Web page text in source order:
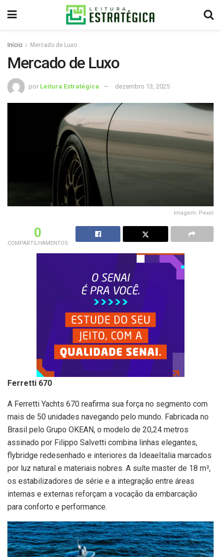
Início Mercado de Luxo
Mercado de Luxo
por Leitura Estratégica dezembro 13, 2025
Imagem: Pexel
0
COMPARTILHAMENTOS
Ferretti 670
A Ferretti Yachts 670 reafirma sua força no segmento com
mais de 50 unidades navegando pelo mundo. Fabricada no
Brasil pelo Grupo OKEAN, o modelo de 20,24 metros
assinado por Filippo Salvetti combina linhas elegantes,
flybridge redesenhado e interiores da IdeaeItalia marcados
por luz natural e materiais nobres. A suíte master de 18 m²,
os estabilizadores de série e a integração entre áreas
internas e externas reforçam a vocação da embarcação
para conforto e performance.